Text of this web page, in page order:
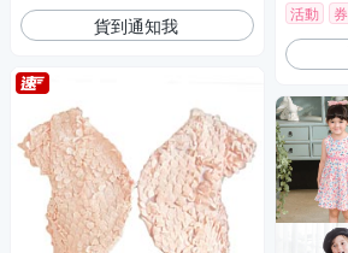
貨到通知我 活動 券